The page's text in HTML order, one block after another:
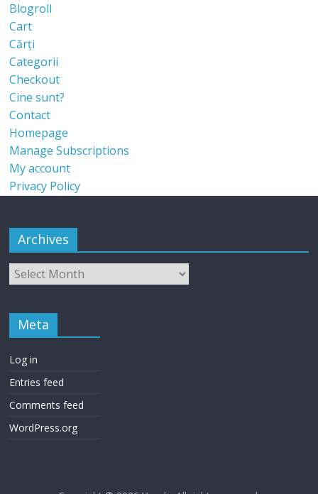
Blogroll
Cart
Cărți
Categorii
Checkout
Cine sunt?
Contact
Homepage
Manage Subscriptions
My account
Privacy Policy
Archives
Meta
Log in
Entries feed
Comments feed
WordPress.org